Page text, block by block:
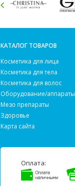
КАТАЛОГ ТОВАРОВ
Косметика для лица
Косметика для тела
Косметика для волос
Оборудование/аппараты
Мезо препараты
Здоровье
Карта сайта
Оплата: